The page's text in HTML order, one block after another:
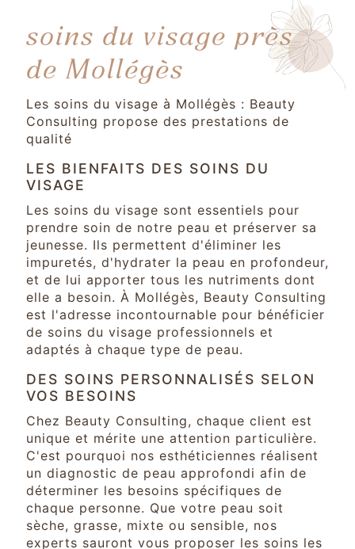
soins du visage près
de Mollégès
Les soins du visage à Mollégès : Beauty
Consulting propose des prestations de
qualité
LES BIENFAITS DES SOINS DU
VISAGE
Les soins du visage sont essentiels pour
prendre soin de notre peau et préserver sa
jeunesse. Ils permettent d'éliminer les
impuretés, d'hydrater la peau en profondeur,
et de lui apporter tous les nutriments dont
elle a besoin. À Mollégès, Beauty Consulting
est l'adresse incontournable pour bénéficier
de soins du visage professionnels et
adaptés à chaque type de peau.
DES SOINS PERSONNALISÉS SELON
VOS BESOINS
Chez Beauty Consulting, chaque client est
unique et mérite une attention particulière.
C'est pourquoi nos esthéticiennes réalisent
un diagnostic de peau approfondi afin de
déterminer les besoins spécifiques de
chaque personne. Que votre peau soit
sèche, grasse, mixte ou sensible, nos
experts sauront vous proposer les soins les